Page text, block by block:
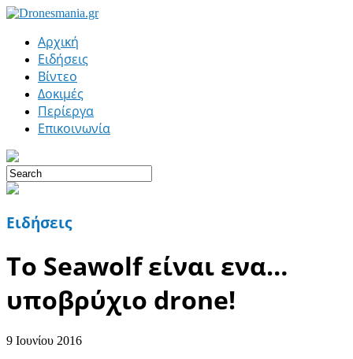
Αρχική
Ειδήσεις
Βίντεο
Δοκιμές
Περίεργα
Επικοινωνία
Ειδήσεις
Το Seawolf είναι ενα…
υποβρύχιο drone!
9 Ιουνίου 2016